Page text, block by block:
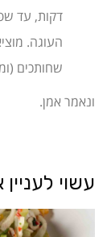
דקות, עד
העוגה.
שחותכים
ונאמר אמן.
עשוי